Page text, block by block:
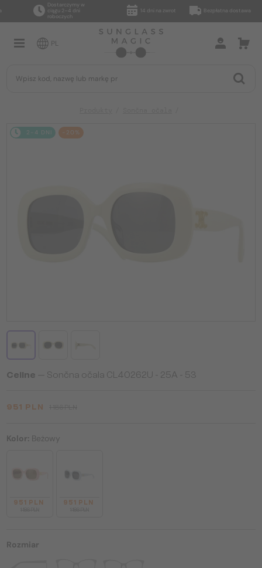
Dostarczymy w
ciągu 2–4 dni
roboczych
14 dni na zwrot Bezpłatna dostawa
PL
2-4 DNI -20%
Celine — Sončna očala CL40262U - 25A - 53
951 PLN
Kolor: Beżowy
951 PLN 951 PLN
Rozmiar